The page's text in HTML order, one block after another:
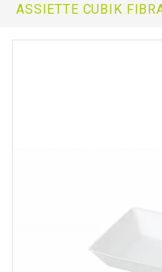
ASSIETTE CUBIK